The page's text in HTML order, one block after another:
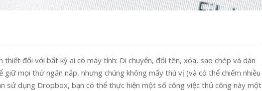
thiết đối với bất kỳ ai có máy tính: Di chuyển, đổi tên, xóa, sao chép và dán
mọi thứ ngăn nắp, nhưng chúng không mấy thú vị (và có thể chiếm nhiều
sử dụng Dropbox, bạn có thể thực hiện một số công việc thủ công này một